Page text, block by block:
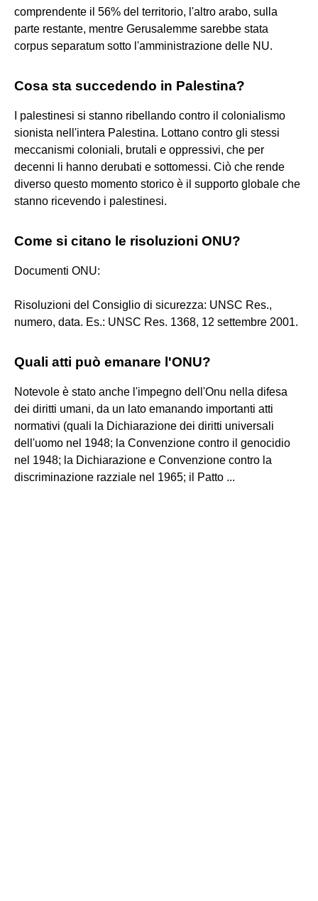
comprendente il 56% del territorio, l'altro arabo, sulla
parte restante, mentre Gerusalemme sarebbe stata
corpus separatum sotto l'amministrazione delle NU.
Cosa sta succedendo in Palestina?
I palestinesi si stanno ribellando contro il colonialismo
sionista nell'intera Palestina. Lottano contro gli stessi
meccanismi coloniali, brutali e oppressivi, che per
decenni li hanno derubati e sottomessi. Ciò che rende
diverso questo momento storico è il supporto globale che
stanno ricevendo i palestinesi.
Come si citano le risoluzioni ONU?
Documenti ONU:
Risoluzioni del Consiglio di sicurezza: UNSC Res.,
numero, data. Es.: UNSC Res. 1368, 12 settembre 2001.
Quali atti può emanare l'ONU?
Notevole è stato anche l'impegno dell'Onu nella difesa
dei diritti umani, da un lato emanando importanti atti
normativi (quali la Dichiarazione dei diritti universali
dell'uomo nel 1948; la Convenzione contro il genocidio
nel 1948; la Dichiarazione e Convenzione contro la
discriminazione razziale nel 1965; il Patto ...